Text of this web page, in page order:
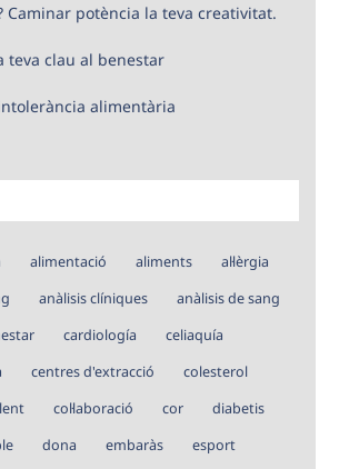
Caminar potència la teva creativitat.
teva clau al benestar
alimentària
alimentació aliments
al·lèrgia
anàlisis clíniques
anàlisis de sang
cardiología
celiaquía
centres d'extracció
colesterol
col·laboració cor
diabetis
dona embaràs
esport